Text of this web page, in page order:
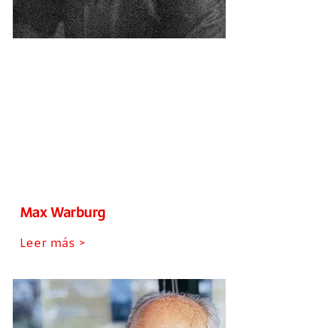
Max Warburg
Leer más >